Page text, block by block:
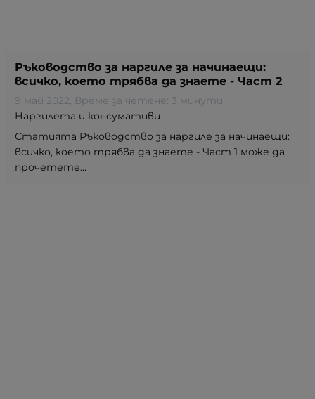
Ръководство за наргиле за начинаещи:
всичко, което трябва да знаете - Част 2
9 май 2022, Време за четене: 3 минути
Наргилета и консумативи
Статията Ръководство за наргиле за начинаещи:
всичко, което трябва да знаете - Част 1 може да
прочетете...